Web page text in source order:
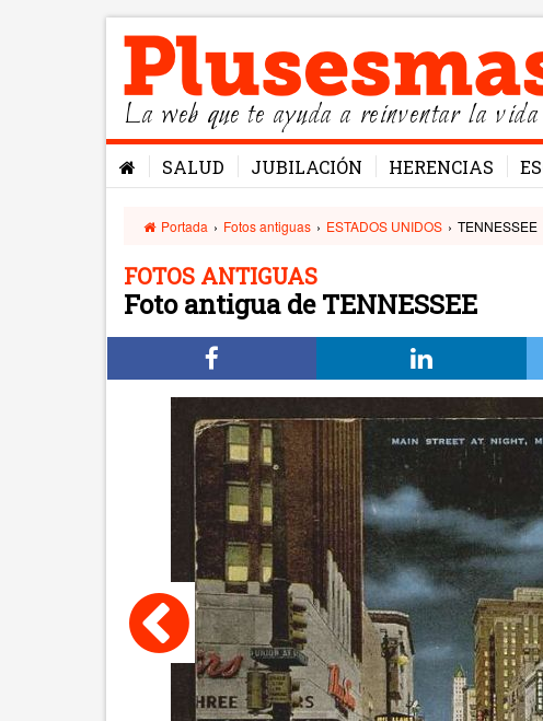
La web que te ayuda a reinventar la vida
SALUD JUBILACIÓN HERENCIAS
Portada › Fotos antiguas › ESTADOS UNIDOS › TENNESSEE
FOTOS ANTIGUAS
Foto antigua de TENNESSEE